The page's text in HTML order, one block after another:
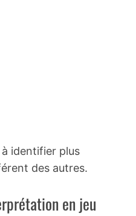
identifier plus
des autres.
en jeu